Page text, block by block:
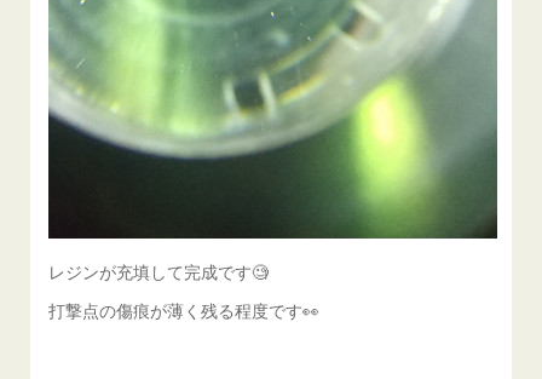
レジンが充填して完成です🧐
打撃点の傷痕が薄く残る程度です👀